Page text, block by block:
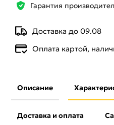
Гарантия
Доставка до 09.08
Оплата картой,
Описание
Доставка и оплата